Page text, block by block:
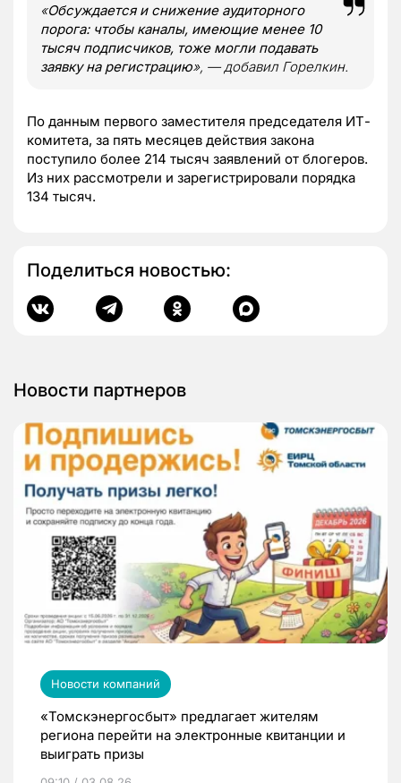
«Обсуждается и снижение аудиторного
порога: чтобы каналы, имеющие менее 10
тысяч подписчиков, тоже могли подавать
заявку на регистрацию», — добавил Горелкин.
По данным первого заместителя председателя ИТ-
комитета, за пять месяцев действия закона
поступило более 214 тысяч заявлений от блогеров.
Из них рассмотрели и зарегистрировали порядка
134 тысяч.
Поделиться новостью:
Новости партнеров
Новости компаний
«Томскэнергосбыт» предлагает жителям
региона перейти на электронные квитанции и
выиграть призы